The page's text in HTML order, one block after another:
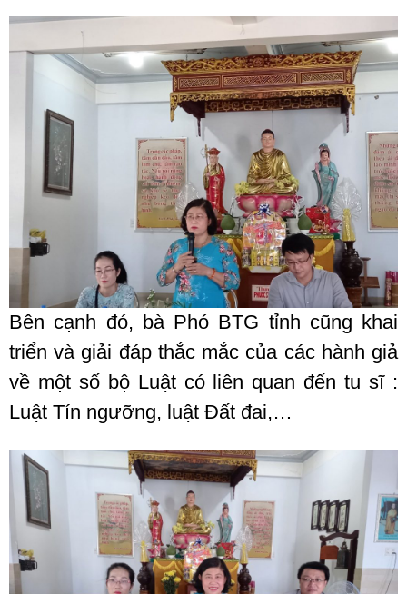
Bên cạnh đó, bà Phó BTG tỉnh cũng khai
triển và giải đáp thắc mắc của các hành giả
về một số bộ Luật có liên quan đến tu sĩ :
Luật Tín ngưỡng, luật Đất đai,…